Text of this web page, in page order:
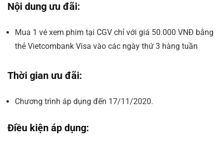
Nội dung ưu đãi:
​Mua 1 vé xem phim tại CGV chỉ với giá 50.000 VNĐ bằng
thẻ Vietcombank Visa vào các ngày thứ 3 hàng tuần
Thời gian ưu đãi:
Chương trình áp dụng đến 17/11/2020.
Điều kiện áp dụng: